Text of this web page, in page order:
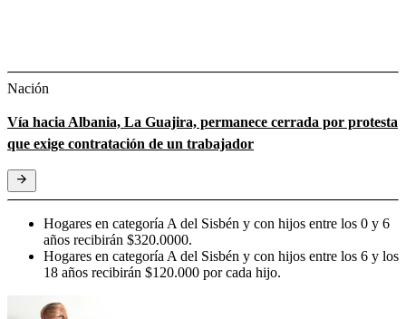
Nación
Vía hacia Albania, La Guajira, permanece cerrada por protesta
que exige contratación de un trabajador
Hogares en categoría A del Sisbén y con hijos entre los 0 y 6
años recibirán $320.0000.
Hogares en categoría A del Sisbén y con hijos entre los 6 y los
18 años recibirán $120.000 por cada hijo.